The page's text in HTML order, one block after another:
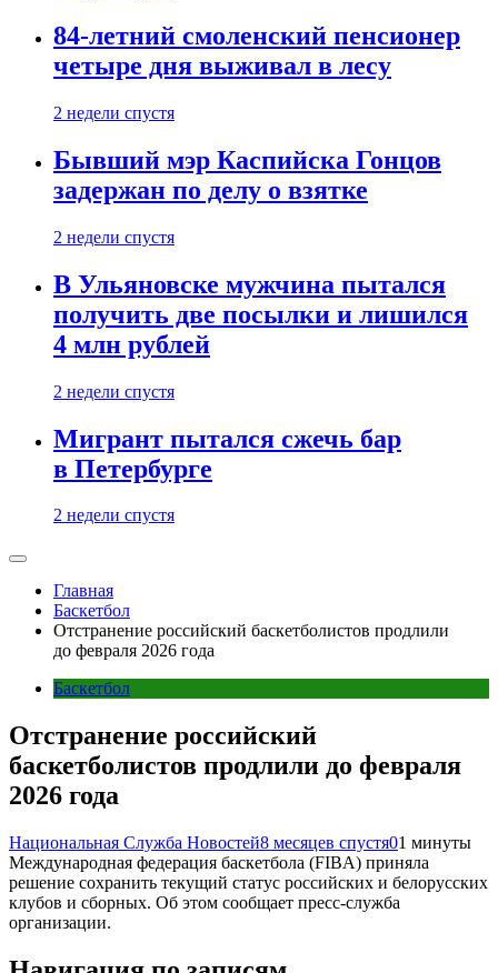
84-летний смоленский пенсионер
четыре дня выживал в лесу
2 недели спустя
Бывший мэр Каспийска Гонцов
задержан по делу о взятке
2 недели спустя
В Ульяновске мужчина пытался
получить две посылки и лишился
4 млн рублей
2 недели спустя
Мигрант пытался сжечь бар
в Петербурге
2 недели спустя
Главная
Баскетбол
Отстранение российский баскетболистов продлили
до февраля 2026 года
Баскетбол
Отстранение российский
баскетболистов продлили до февраля
2026 года
Национальная Служба Новостей8 месяцев спустя01 минуты
Международная федерация баскетбола (FIBA) приняла
решение сохранить текущий статус российских и белорусских
клубов и сборных. Об этом сообщает пресс-служба
организации.